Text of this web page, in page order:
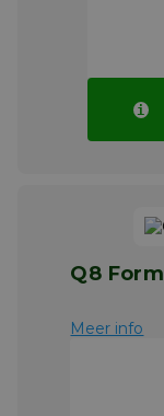
Q8
Meer info